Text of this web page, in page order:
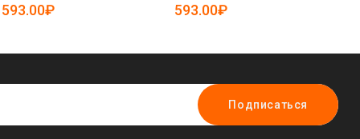
25-5085158)
593.00₽ 593.00₽
Подписаться